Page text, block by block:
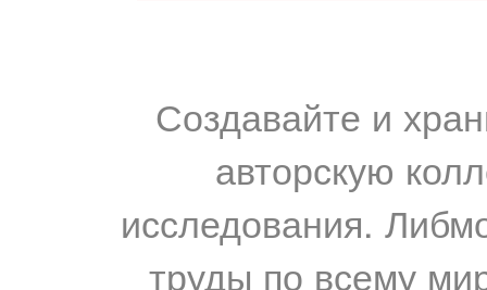
Создавайте и
авторскую
исследования.
труды по всему